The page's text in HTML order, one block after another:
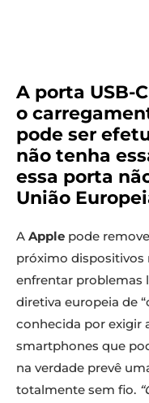
A porta USB-
o
pode ser
não tenha
essa porta
União
A Apple pode
próximo dispositivos
enfrentar problemas
diretiva europeia de
conhecida por exigir
smartphones que
na verdade prevê
totalmente sem fio.